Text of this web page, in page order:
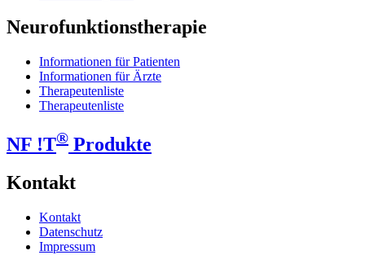
Neurofunktionstherapie
Informationen für Patienten
Informationen für Ärzte
Therapeutenliste
Therapeutenliste
NF !T® Produkte
Kontakt
Kontakt
Datenschutz
Impressum